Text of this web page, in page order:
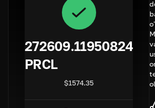
272609.11950824
PRCL
$1574.35